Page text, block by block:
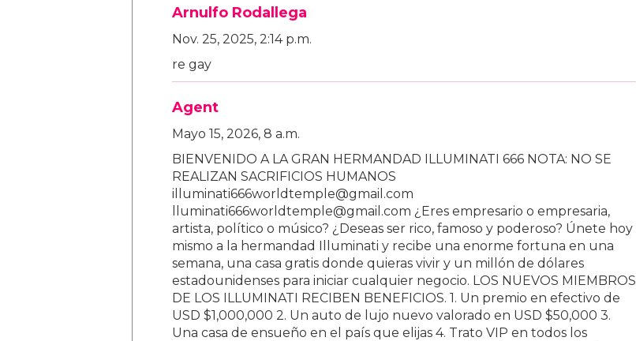
Arnulfo Rodallega
Nov. 25, 2025, 2:14 p.m.
re gay
Agent
Mayo 15, 2026, 8 a.m.
BIENVENIDO A LA GRAN HERMANDAD ILLUMINATI 666 NOTA: NO SE
REALIZAN SACRIFICIOS HUMANOS
illuminati666worldtemple@gmail.com
lluminati666worldtemple@gmail.com ¿Eres empresario o empresaria,
artista, político o músico? ¿Deseas ser rico, famoso y poderoso? Únete hoy
mismo a la hermandad Illuminati y recibe una enorme fortuna en una
semana, una casa gratis donde quieras vivir y un millón de dólares
estadounidenses para iniciar cualquier negocio. LOS NUEVOS MIEMBROS
DE LOS ILLUMINATI RECIBEN BENEFICIOS. 1. Un premio en efectivo de
USD $1,000,000 2. Un auto de lujo nuevo valorado en USD $50,000 3.
Una casa de ensueño en el país que elijas 4. Trato VIP en todos los